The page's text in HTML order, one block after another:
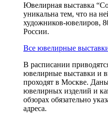
Ювелирная выставка
уникальна тем, что на
художников-ювелиров,
России.
Все ювелирные
В расписании
ювелирные выставки и
проходят в Москве.
ювелирных изделий и
обзорах обязательно
адреса.